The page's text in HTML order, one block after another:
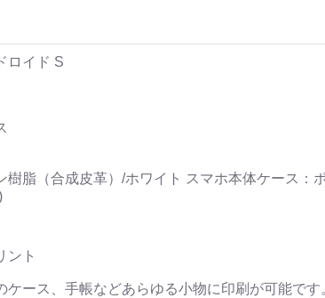
ロイド S
樹脂（合成皮革）/ホワイト スマホ本体ケース：
ント
ケース、手帳などあらゆる小物に印刷が可能です